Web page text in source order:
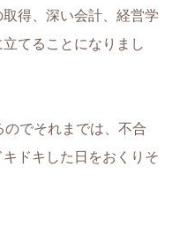
得、深い会計、経営学
てることになりまし
でそれまでは、不合
ドキした日をおくりそ